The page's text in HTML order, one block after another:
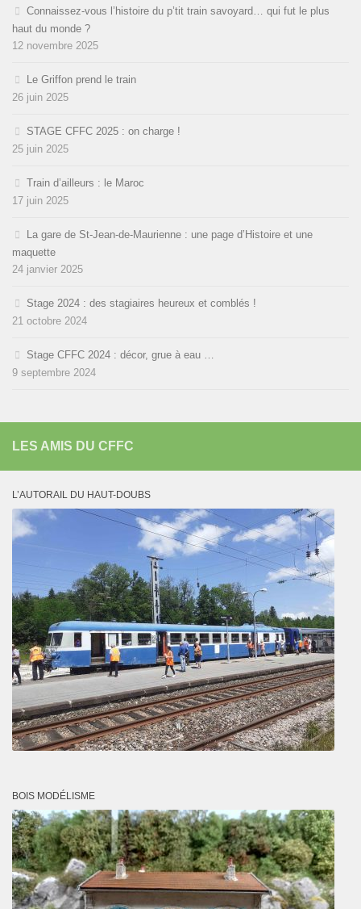
Connaissez-vous l’histoire du p’tit train savoyard… qui fut le plus
haut du monde ?
12 novembre 2025
Le Griffon prend le train
26 juin 2025
STAGE CFFC 2025 : on charge !
25 juin 2025
Train d’ailleurs : le Maroc
17 juin 2025
La gare de St-Jean-de-Maurienne : une page d’Histoire et une
maquette
24 janvier 2025
Stage 2024 : des stagiaires heureux et comblés !
21 octobre 2024
Stage CFFC 2024 : décor, grue à eau …
9 septembre 2024
LES AMIS DU CFFC
L’AUTORAIL DU HAUT-DOUBS
BOIS MODÉLISME